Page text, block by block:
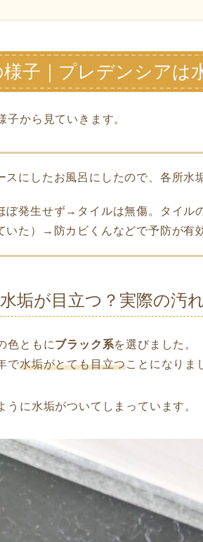
子｜プレデンシアは
子から見ていきます。
スにしたお風呂にしたので、各所水
ぼ発生せず→タイルは無傷。タイル
いた）→防カビくんなどで予防が有
垢が目立つ？実際の汚
色ともにブラック系を選びました。
で水垢がとても目立つことになりま
うに水垢がついてしまっています。